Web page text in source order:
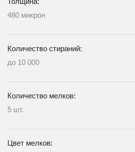
480 микрон
Количество стираний:
до 10 000
Количество мелков:
5 шт.
Цвет мелков: